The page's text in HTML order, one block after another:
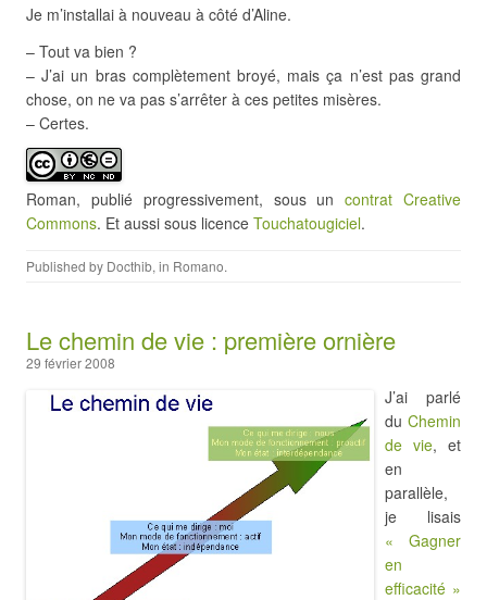
Je m’installai à nouveau à côté d’Aline.
– Tout va bien ?
– J’ai un bras complètement broyé, mais ça n’est pas grand
chose, on ne va pas s’arrêter à ces petites misères.
– Certes.
Roman, publié progressivement, sous uncontrat Creative
Commons. Et aussi sous licence Touchatougiciel.
Published by Docthib, in Romano.
Le chemin de vie : première ornière
29 février 2008
J’ai parlé
du Chemin
de vie, et
en
parallèle,
je lisais
« Gagner
en
efficacité »